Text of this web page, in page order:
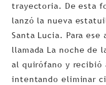
trayectoria. De esta
lanzó la nueva
Santa Lucia. Para
llamada La noche de
al quirófano y recibió
intentando eliminar